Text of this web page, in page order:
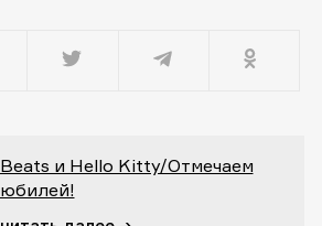
Beats и Hello Kitty/Отмечаем
юбилей!